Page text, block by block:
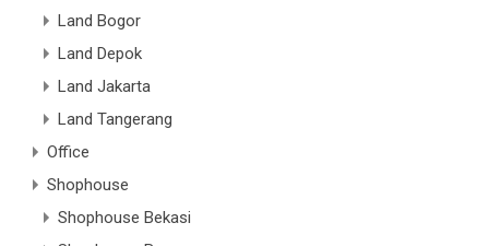
Land Bogor
Land Depok
Land Jakarta
Land Tangerang
Office
Shophouse
Shophouse Bekasi